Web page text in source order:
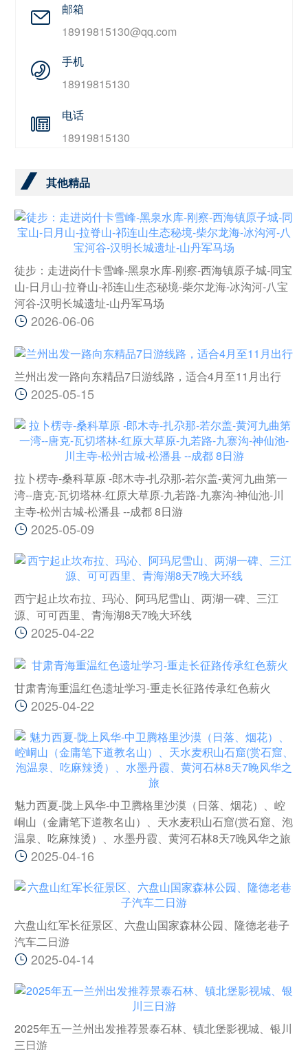
邮箱
18919815130@qq.com
手机
18919815130
电话
18919815130
其他精品
徒步：走进岗什卡雪峰-黑泉水库-刚察-西海镇原子城-同宝
山-日月山-拉脊山-祁连山生态秘境-柴尔龙海-冰沟河-八宝
河谷-汉明长城遗址-山丹军马场
2026-06-06
兰州出发一路向东精品7日游线路，适合4月至11月出行
2025-05-15
拉卜楞寺-桑科草原 -郎木寺-扎尕那-若尔盖-黄河九曲第一
湾--唐克-瓦切塔林-红原大草原-九若路-九寨沟-神仙池-川
主寺-松州古城-松潘县 --成都 8日游
2025-05-09
西宁起止坎布拉、玛沁、阿玛尼雪山、两湖一碑、三江
源、可可西里、青海湖8天7晚大环线
2025-04-22
甘肃青海重温红色遗址学习-重走长征路传承红色薪火
2025-04-22
魅力西夏-陇上风华-中卫腾格里沙漠（日落、烟花）、崆
峒山（金庸笔下道教名山）、天水麦积山石窟(赏石窟、泡
温泉、吃麻辣烫）、水墨丹霞、黄河石林8天7晚风华之旅
2025-04-16
六盘山红军长征景区、六盘山国家森林公园、隆德老巷子
汽车二日游
2025-04-14
2025年五一兰州出发推荐景泰石林、镇北堡影视城、银川
三日游